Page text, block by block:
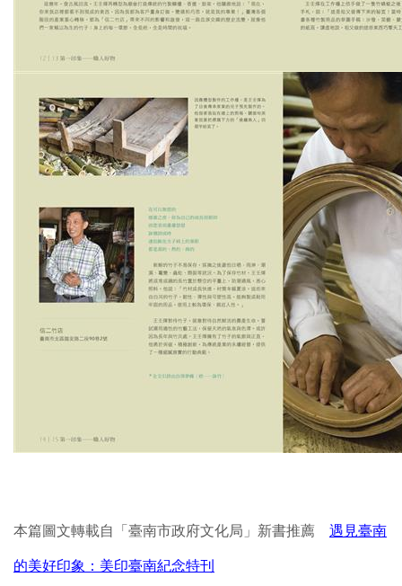
本篇圖文轉載自「臺南市政府文化局」新書推薦 遇見臺南
的美好印象：美印臺南紀念特刊